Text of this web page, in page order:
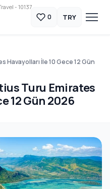
- 10137
0 TRY
Havayolları İle 10 Gece 12 Gün
Turu Emirates
12 Gün 2026